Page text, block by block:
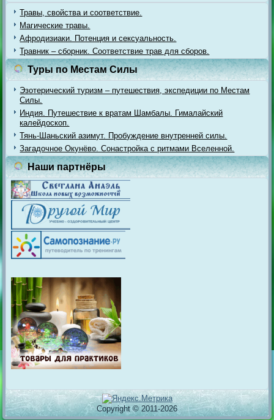
Травы, свойства и соответствие.
Магические травы.
Афродизиаки. Потенция и сексуальность.
Травник – сборник. Соответствие трав для сборов.
Туры по Местам Силы
Эзотерический туризм – путешествия, экспедиции по Местам
Силы.
Индия. Путешествие к вратам Шамбалы. Гималайский
калейдоскоп.
Тянь-Шаньский азимут. Пробуждение внутренней силы.
Загадочное Окунёво. Сонастройка с ритмами Вселенной.
Наши партнёры
Copyright © 2011-2026